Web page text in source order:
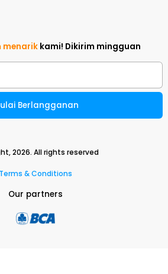
menarik kami! Dikirim mingguan
Berlangganan
2026. All rights reserved
Terms & Conditions
Our partners